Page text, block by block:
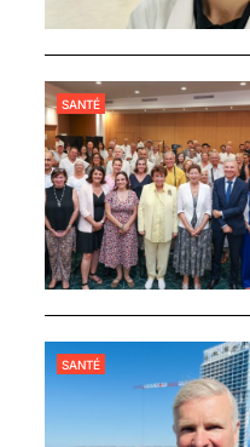
SANTÉ
SANTÉ